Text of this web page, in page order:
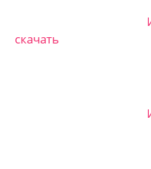
скачать